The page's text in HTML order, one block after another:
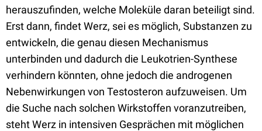
herauszufinden, welche Moleküle daran beteiligt sind.
Erst dann, findet Werz, sei es möglich, Substanzen zu
entwickeln, die genau diesen Mechanismus
unterbinden und dadurch die Leukotrien-Synthese
verhindern könnten, ohne jedoch die androgenen
Nebenwirkungen von Testosteron aufzuweisen. Um
die Suche nach solchen Wirkstoffen voranzutreiben,
steht Werz in intensiven Gesprächen mit möglichen